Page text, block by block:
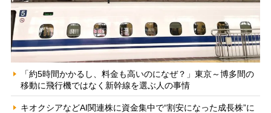
「約5時間かかるし、料金も高いのになぜ？」東京～博多間の
移動に飛行機ではなく新幹線を選ぶ人の事情
キオクシアなどAI関連株に資金集中で“割安になった成長株”に